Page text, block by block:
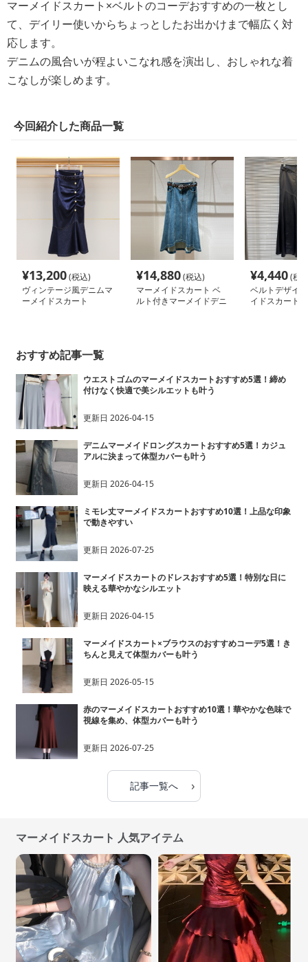
マーメイドスカート×ベルトのコーデおすすめの一枚とし
て、デイリー使いからちょっとしたお出かけまで幅広く対
応します。
デニムの風合いが程よいこなれ感を演出し、おしゃれな着
こなしが楽しめます。
今回紹介した商品一覧
¥13,200(税込)
ヴィンテージ風デニムマ
ーメイドスカート
¥14,880(税込)
マーメイドスカート ベ
ルト付きマーメイドデニ
¥4,440(税
ベルトデザイ
イドスカート
おすすめ記事一覧
ウエストゴムのマーメイドスカートおすすめ5選！締め
付けなく快適で美シルエットも叶う
更新日 2026-04-15
デニムマーメイドロングスカートおすすめ5選！カジュ
アルに決まって体型カバーも叶う
更新日 2026-04-15
ミモレ丈マーメイドスカートおすすめ10選！上品な印象
で動きやすい
更新日 2026-07-25
マーメイドスカートのドレスおすすめ5選！特別な日に
映える華やかなシルエット
更新日 2026-04-15
マーメイドスカート×ブラウスのおすすめコーデ5選！き
ちんと見えて体型カバーも叶う
更新日 2026-05-15
赤のマーメイドスカートおすすめ10選！華やかな色味で
視線を集め、体型カバーも叶う
更新日 2026-07-25
記事一覧へ ›
マーメイドスカート 人気アイテム